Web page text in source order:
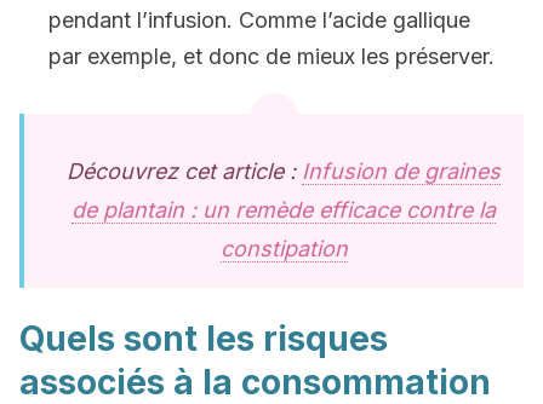
pendant l’infusion. Comme l’acide gallique
par exemple, et donc de mieux les préserver.
Découvrez cet article : Infusion de graines
de plantain : un remède efficace contre la
constipation
Quels sont les risques
associés à la consommation